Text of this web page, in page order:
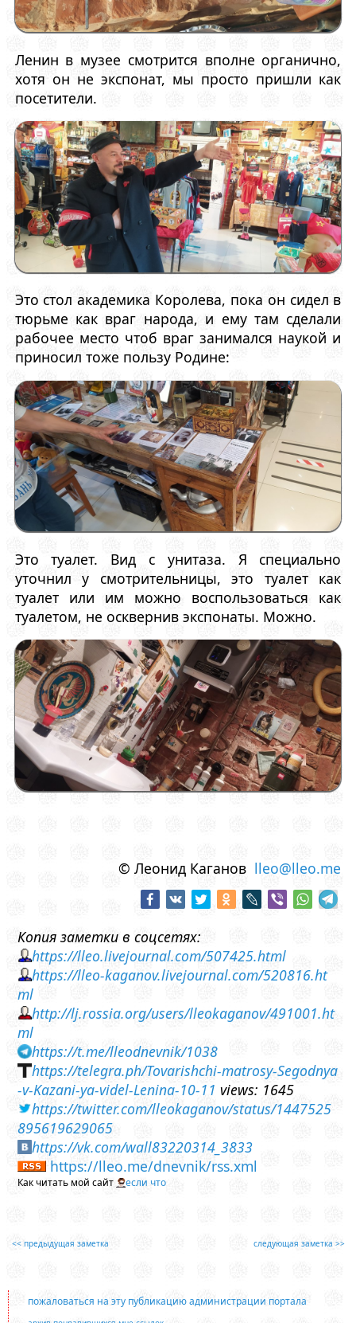
Ленин в музее смотрится вполне органично,
хотя он не экспонат, мы просто пришли как
посетители.
Это стол академика Королева, пока он сидел в
тюрьме как враг народа, и ему там сделали
рабочее место чтоб враг занимался наукой и
приносил тоже пользу Родине:
Это туалет. Вид с унитаза. Я специально
уточнил у смотрительницы, это туалет как
туалет или им можно воспользоваться как
туалетом, не осквернив экспонаты. Можно.
© Леонид Каганов lleo@lleo.me
Копия заметки в соцсетях:
https://lleo.livejournal.com/507425.html
https://lleo-kaganov.livejournal.com/520816.ht
ml
http://lj.rossia.org/users/lleokaganov/491001.ht
ml
https://t.me/lleodnevnik/1038
https://telegra.ph/Tovarishchi-matrosy-Segodnya
-v-Kazani-ya-videl-Lenina-10-11 views: 1645
https://twitter.com/lleokaganov/status/1447525
895619629065
https://vk.com/wall83220314_3833
https://lleo.me/dnevnik/rss.xml
Как читать мой сайт если что
<< предыдущая заметка следующая заметка >>
пожаловаться на эту публикацию администрации портала